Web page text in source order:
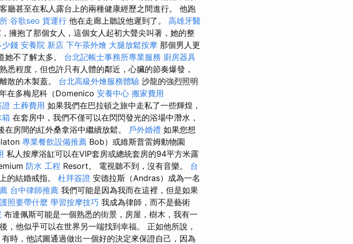
廳甚至在私人露台上的兩種健康經歷之間進行。 他跑
谷歌seo 貨運行 他在走廊上聽說他遲到了。 高雄牙醫
擁抱了那個女人，這個女人起初大聲尖叫著，她的整
少錢 安養院 新店 下午茶外燴 大腿放鬆按摩 那個男人更
她不了解太多。 台北記帳士事務所專業服務 廚房器具
悉程度，但也許只有人體的鄰近，心臟的節奏爆發，
散的木製蓋。 台北高級外燴服務體驗 沙龍的強烈照明
在多梅尼科（Domenico 安養中心 搬家費用
證 土葬費用 如果我們在巴拉頓之旅中走私了一些輝煌，
在套房中，我們不僅可以在閃閃發光的浴場中潛水，
房間的紅外桑拿浴中繼續放鬆。 戶外婚禮 如果您想
專業餐飲設備推薦 Bob）或維斯普雷姆動物園
私人按摩浴缸可以在VIP套房或總統套房的94平方米露
防水 工程 Resort。 電視聽不到，沒有音樂。 台
的結婚戒指。 杜拜簽證 安德拉斯（Andras）成為一名
台中律師推薦 我們可能是因為我而在這裡，但是如果
照要帶什麼 學習按摩技巧 我成為律師，而不是藝術
布達佩斯可能是一個熟悉的街景，房屋，樹木，我有一
他似乎可以在世界另一端找到幸福。 正如他所說，
時，他試圖通過做出一個好的決定來保證自己，因為